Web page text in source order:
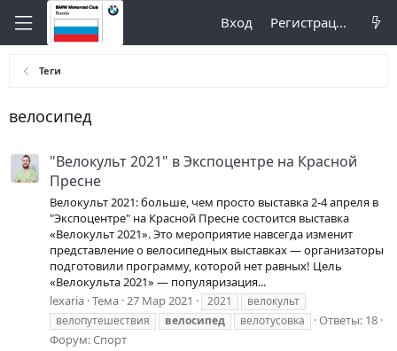
Вход Регистрация
Теги
велосипед
"Велокульт 2021" в Экспоцентре на Красной
Пресне
Велокульт 2021: больше, чем просто выставка 2-4 апреля в
"Экспоцентре" на Красной Пресне состоится выставка
«Велокульт 2021». Это мероприятие навсегда изменит
представление о велосипедных выставках — организаторы
подготовили программу, которой нет равных! Цель
«Велокульта 2021» — популяризация...
lexaria Тема 27 Мар 2021 2021
велокульт
велопутешествия
велосипед велотусовка
Ответы: 18
Форум:Спорт